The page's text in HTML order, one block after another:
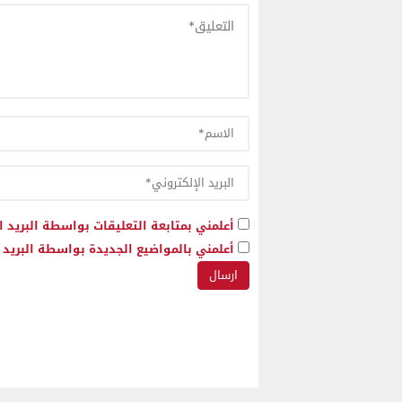
أعلمني بمتابعة التعليقات بواسطة البريد
أعلمني بالمواضيع الجديدة بواسطة البريد